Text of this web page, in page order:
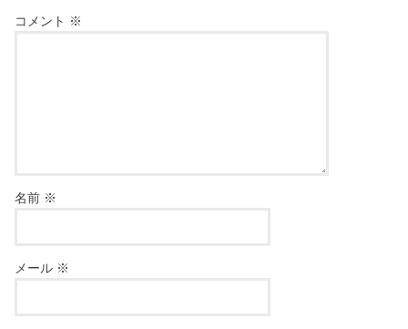
コメント ※
名前 ※
メール ※